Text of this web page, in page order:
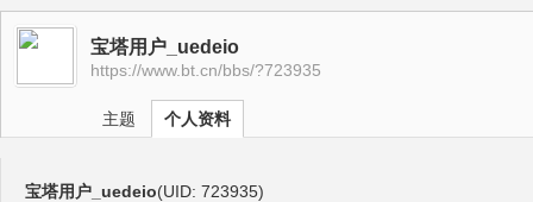
宝›
宝塔用户_uedeio
https://www.bt.cn/bbs/?723935
主题 个人资料
宝塔用户_uedeio(UID: 723935)